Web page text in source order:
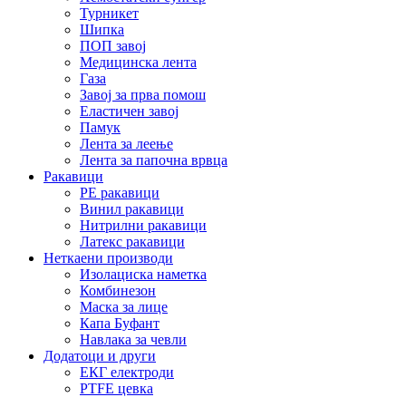
Турникет
Шипка
ПОП завој
Медицинска лента
Газа
Завој за прва помош
Еластичен завој
Памук
Лента за леење
Лента за папочна врвца
Ракавици
PE ракавици
Винил ракавици
Нитрилни ракавици
Латекс ракавици
Неткаени производи
Изолациска наметка
Комбинезон
Маска за лице
Капа Буфант
Навлака за чевли
Додатоци и други
ЕКГ електроди
PTFE цевка